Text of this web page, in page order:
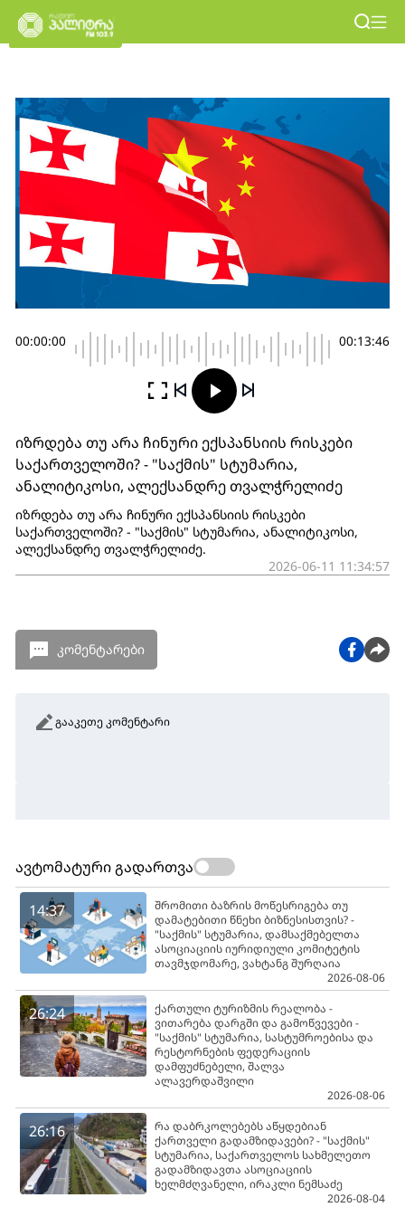
00:00:00 00:13:46
იზრდება თუ არა ჩინური ექსპანსიის რისკები
საქართველოში? - "საქმის" სტუმარია,
ანალიტიკოსი, ალექსანდრე თვალჭრელიძე
იზრდება თუ არა ჩინური ექსპანსიის რისკები
საქართველოში? - "საქმის" სტუმარია, ანალიტიკოსი,
ალექსანდრე თვალჭრელიძე.
2026-06-11 11:34:57
კომენტარები
გააკეთე კომენტარი
ავტომატური გადართვა
14:37
შრომითი ბაზრის მოწესრიგება თუ
დამატებითი წნეხი ბიზნესისთვის? -
"საქმის" სტუმარია, დამსაქმებელთა
ასოციაციის იურიდიული კომიტეტის
თავმჯდომარე, ვახტანგ შურღაია
2026-08-06
26:24
ქართული ტურიზმის რეალობა -
ვითარება დარგში და გამოწვევები -
"საქმის" სტუმარია, სასტუმროებისა და
რესტორნების ფედერაციის
დამფუძნებელი, შალვა
ალავერდაშვილი
2026-08-06
26:16
რა დაბრკოლებებს აწყდებიან
ქართველი გადამზიდავები? - "საქმის"
სტუმარია, საქართველოს სახმელეთო
გადამზიდავთა ასოციაციის
ხელმძღვანელი, ირაკლი ნემსაძე
2026-08-04